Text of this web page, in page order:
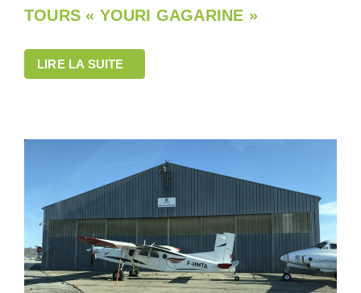
TOURS « YOURI GAGARINE »
LIRE LA SUITE